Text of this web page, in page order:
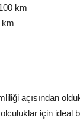
km
km
açısından
için ideal